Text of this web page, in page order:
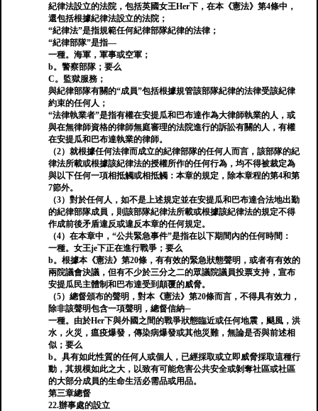
紀律法設立的法院，包括英國女王Her下，在本《憲法》第4條中，
還包括根據紀律法設立的法院；
“紀律法”是指規範任何紀律部隊紀律的法律；
“紀律部隊”是指—
一種。海軍，軍事或空軍；
b。警察部隊；要么
C。監獄服務；
與紀律部隊有關的“成員”包括根據規管該部隊紀律的法律受該紀律
約束的任何人；
“法律執業者”是指有權在安提瓜和巴布達作為大律師執業的人，或
與在無律師資格的律師無庭審理的法院進行的訴訟有關的人，有權
在安提瓜和巴布達執業的律師。
（2）就根據任何法律而成立的紀律部隊的任何人而言，該部隊的紀
律法所載或根據該紀律法的授權所作的任何行為，均不得被裁定為
與以下任何一項相抵觸或相抵觸：本章的規定，除本章程的第4和第
7節外。
（3）對於任何人，如不是上述規定並在安提瓜和巴布達合法地出勤
的紀律部隊成員，則該部隊紀律法所載或根據該紀律法的規定不得
作成前後矛盾違反或違反本章的任何規定。
（4）在本章中，“公共緊急事件”是指在以下期間內的任何時間：
一種。女王je下正在進行戰爭；要么
b。根據本《憲法》第20條，有有效的緊急狀態聲明，或者有有效的
兩院議會決議，但有不少於三分之二的眾議院議員投票支持，宣布
安提瓜民主體制和巴布達受到顛覆的威脅。
（5）總督頒布的聲明，對本《憲法》第20條而言，不得具有效力，
除非該聲明包含一項聲明，總督信納─
一種。由於Her下與外國之間的戰爭狀態臨近或任何地震，颶風，洪
水，火災，瘟疫爆發，傳染病爆發或其他災難，無論是否與前述相
似；要么
b。具有如此性質的任何人或個人，已經採取或立即威脅採取這種行
動，其規模如此之大，以致有可能危害公共安全或剝奪社區或社區
的大部分成員的生命生活必需品或用品。
第三章總督
22.辦事處的設立